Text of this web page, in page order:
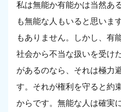
私は無能か有能かは当然あ
も無能な人もいると思いま
もありません。しかし、有
社会から不当な扱いを受け
があるのなら、それは極力
す。それが権利を守ると約
からです。無能な人は確実